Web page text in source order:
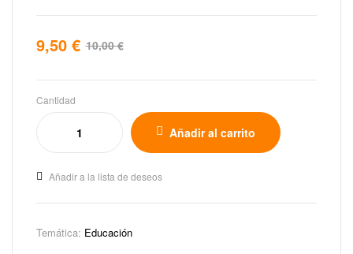
10,00€
9,50 €
Cantidad
Añadir al carrito
Añadir a la lista de deseos
Temática: Educación